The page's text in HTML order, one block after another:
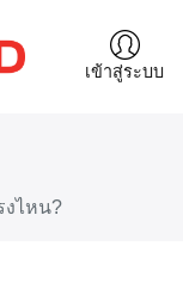
เข้าสู่ระบบ
งไหน?